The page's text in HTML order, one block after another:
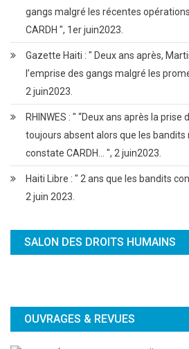
gangs malgré les récentes
CARDH ", 1er juin2023.
Gazette Haiti : " Deux ans après,
l’emprise des gangs malgré les
2 juin2023.
RHINWES : " ‘‘Deux ans après la
toujours absent alors que les bandits
constate CARDH… ", 2 juin2023.
Haiti Libre : " 2 ans que les bandits
2 juin 2023.
SALON DES DROITS HUMAINS
OUVRAGES & REVUES